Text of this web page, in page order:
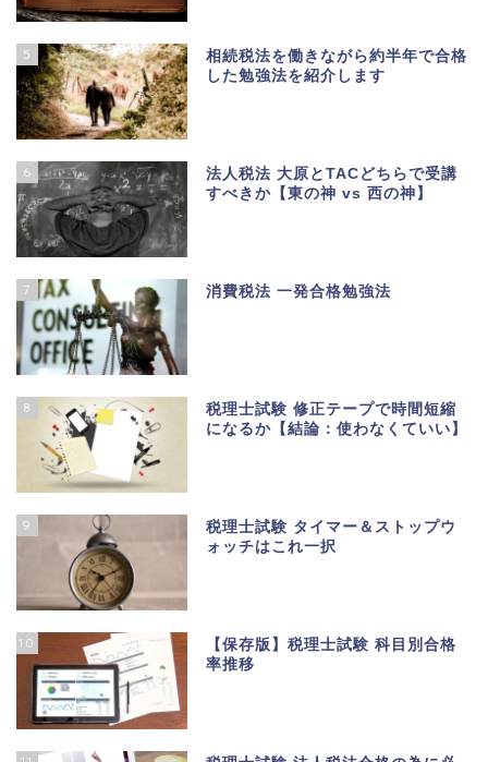
5
相続税法を働きながら約半年で合格
した勉強法を紹介します
6
法人税法 大原とTACどちらで受講
すべきか【東の神 vs 西の神】
7 消費税法 一発合格勉強法
8
税理士試験 修正テープで時間短縮
になるか【結論：使わなくていい】
9
税理士試験 タイマー＆ストップウ
ォッチはこれ一択
10
【保存版】税理士試験 科目別合格
率推移